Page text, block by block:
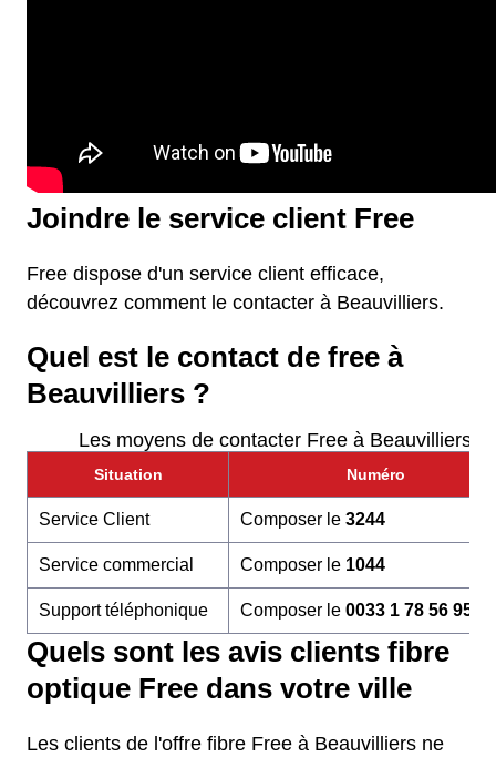
Joindre le service client Free
Free dispose d'un service client efficace,
découvrez comment le contacter à Beauvilliers.
Quel est le contact de free à
Beauvilliers ?
Les moyens de contacter Free à Beauvilliers
Situation Numéro
Service Client Composer le 3244
Service commercial Composer le 1044
Support téléphonique Composer le 0033 1 78 56 95 60
Quels sont les avis clients fibre
optique Free dans votre ville
Les clients de l'offre fibre Free à Beauvilliers ne